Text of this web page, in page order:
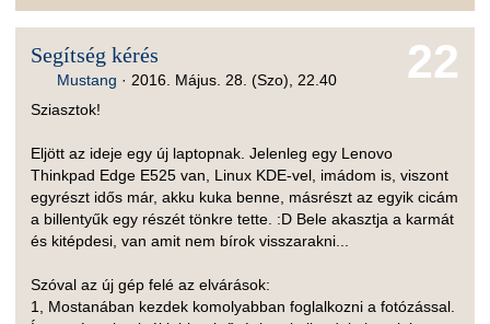
22
Segítség kérés
Mustang · 2016. Május. 28. (Szo), 22.40
Sziasztok!
Eljött az ideje egy új laptopnak. Jelenleg egy Lenovo
Thinkpad Edge E525 van, Linux KDE-vel, imádom is, viszont
egyrészt idős már, akku kuka benne, másrészt az egyik cicám
a billentyűk egy részét tönkre tette. :D Bele akasztja a karmát
és kitépdesi, van amit nem bírok visszarakni...
Szóval az új gép felé az elvárások:
1, Mostanában kezdek komolyabban foglalkozni a fotózással.